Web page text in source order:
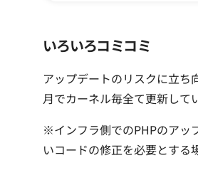
いろいろコミコミ
アップデートのリスクに立ち
月でカーネル毎全て更新して
※インフラ側でのPHPのアッ
いコードの修正を必要とする